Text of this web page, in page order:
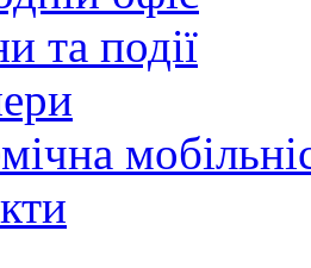
та події